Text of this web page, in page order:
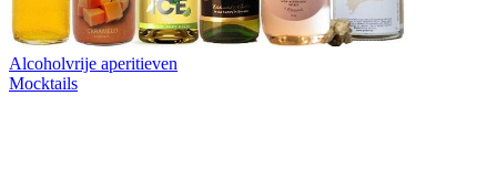
Alcoholvrije aperitieven
Mocktails